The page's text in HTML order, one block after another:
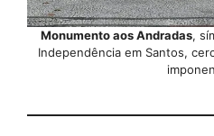
Monumento aos Andradas,
Independência em Santos,